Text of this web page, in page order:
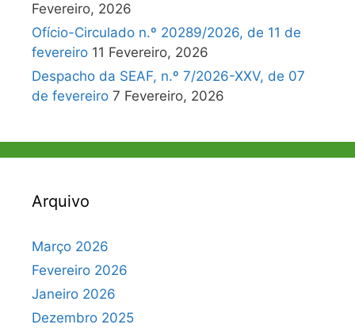
Fevereiro, 2026
Ofício-Circulado n.º 20289/2026, de 11 de
fevereiro 11 Fevereiro, 2026
Despacho da SEAF, n.º 7/2026-XXV, de 07
de fevereiro 7 Fevereiro, 2026
Arquivo
Março 2026
Fevereiro 2026
Janeiro 2026
Dezembro 2025